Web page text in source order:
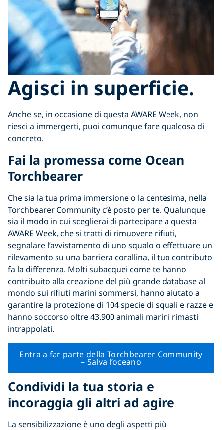
Agisci in superficie.
Anche se, in occasione di questa AWARE Week, non
riesci a immergerti, puoi comunque fare qualcosa di
concreto.
Fai la promessa come Ocean
Torchbearer
Che sia la tua prima immersione o la centesima, nella
Torchbearer Community c’è posto per te. Qualunque
sia il modo in cui sceglierai di partecipare a questa
AWARE Week, che si tratti di rimuovere rifiuti,
segnalare l’avvistamento di uno squalo o effettuare un
rilevamento su una barriera corallina, il tuo contributo
fa la differenza. Molti subacquei come te hanno
contribuito alla creazione del più grande database al
mondo sui rifiuti marini sommersi, hanno aiutato a
garantire la protezione di 104 specie di squali e razze e
hanno soccorso oltre 43.900 animali marini rimasti
intrappolati.
Entra a far parte della Torchbearer Community
– Salva l’oceano
Condividi la tua storia e
incoraggia gli altri ad agire
La sensibilizzazione è uno degli aspetti più